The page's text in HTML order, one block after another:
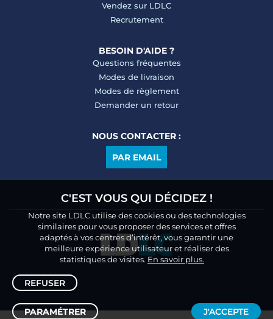
Vendez sur LDLC
Recrutement
BESOIN D'AIDE ?
Questions fréquentes
Modes de livraison
Modes de règlement
Demander un retour
NOUS CONTACTER :
PAR EMAIL
C'EST VOUS QUI DÉCIDEZ !
Notre site LDLC utilise des cookies ou des technologies
similaires pour vous proposer des services et offres
adaptés à vos centres d’intérêt, vous garantir une
meilleure expérience utilisateur et réaliser des
statistiques de visites. En savoir plus.
REFUSER
PARAMÉTRER J'ACCEPTE